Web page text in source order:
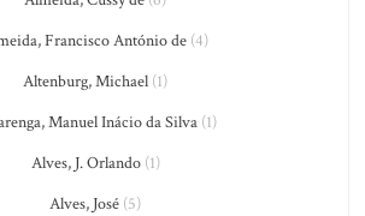
Francisco António de (4)
Altenburg, Michael (1)
Manuel Inácio da Silva(1)
Alves, J. Orlando(1)
Alves, José (5)